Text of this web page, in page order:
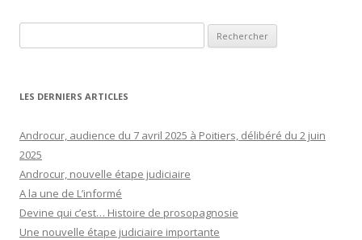
LES DERNIERS ARTICLES
Androcur, audience du 7 avril 2025 à Poitiers, délibéré du 2 juin
2025
Androcur, nouvelle étape judiciaire
A la une de L’informé
Devine qui c’est… Histoire de prosopagnosie
Une nouvelle étape judiciaire importante